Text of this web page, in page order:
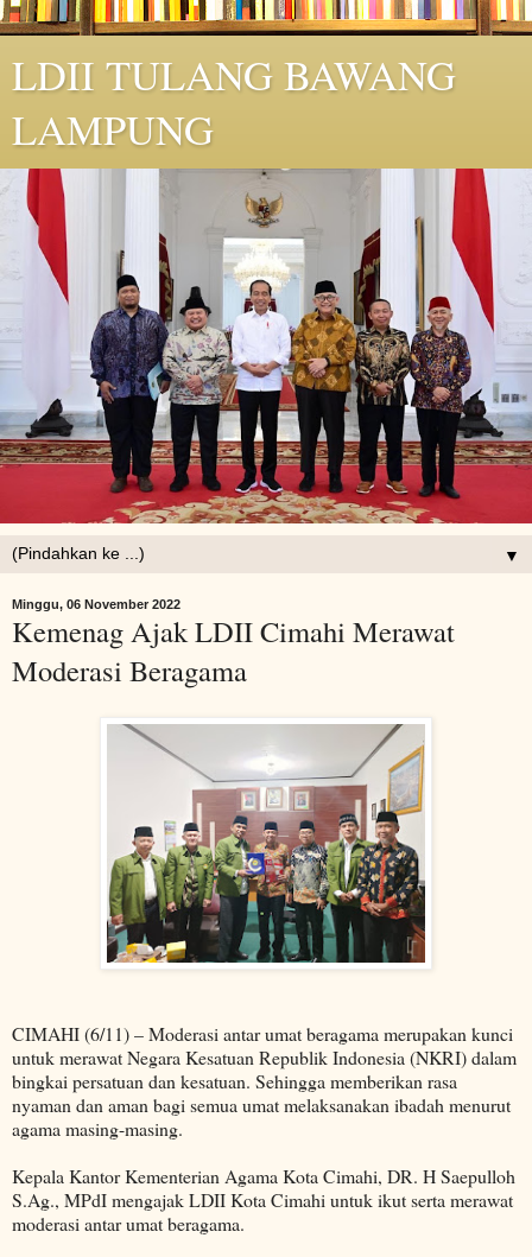
LDII TULANG BAWANG
LAMPUNG
▼
Minggu, 06 November 2022
Kemenag Ajak LDII Cimahi Merawat
Moderasi Beragama
CIMAHI (6/11) – Moderasi antar umat beragama merupakan kunci
untuk merawat Negara Kesatuan Republik Indonesia (NKRI) dalam
bingkai persatuan dan kesatuan. Sehingga memberikan rasa
nyaman dan aman bagi semua umat melaksanakan ibadah menurut
agama masing-masing.
Kepala Kantor Kementerian Agama Kota Cimahi, DR. H Saepulloh
S.Ag., MPdI mengajak LDII Kota Cimahi untuk ikut serta merawat
moderasi antar umat beragama.